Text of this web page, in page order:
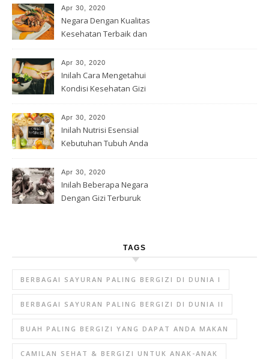
Apr 30, 2020
Negara Dengan Kualitas
Kesehatan Terbaik dan
Apr 30, 2020
Inilah Cara Mengetahui
Kondisi Kesehatan Gizi
Apr 30, 2020
Inilah Nutrisi Esensial
Kebutuhan Tubuh Anda
Apr 30, 2020
Inilah Beberapa Negara
Dengan Gizi Terburuk
TAGS
BERBAGAI SAYURAN PALING BERGIZI DI DUNIA I
BERBAGAI SAYURAN PALING BERGIZI DI DUNIA II
BUAH PALING BERGIZI YANG DAPAT ANDA MAKAN
CAMILAN SEHAT & BERGIZI UNTUK ANAK-ANAK